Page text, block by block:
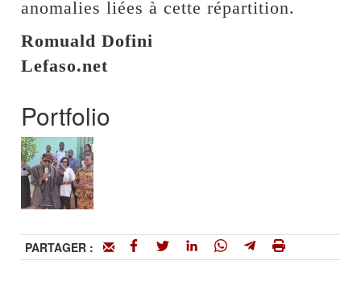
anomalies liées à cette répartition.
Romuald Dofini
Lefaso.net
Portfolio
PARTAGER :